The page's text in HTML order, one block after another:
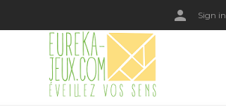
 Sign in